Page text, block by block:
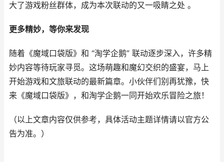
大了游戏粉丝群体，成为本次联动的又一吸睛之处 。
更多精妙，等你来发现
随着《魔域口袋版》和 “淘学企鹅” 联动逐步深入，许多精
妙内容等待玩家寻觅。这场萌趣和魔幻交织的盛宴，马上
开始游戏和文旅联动的最新篇章。小伙伴们别再犹豫，快
来《魔域口袋版》，和淘学企鹅一同开始欢乐冒险之旅！
（以上文章内容仅供参考，具体活动主题详情请以官方公
告为准。）